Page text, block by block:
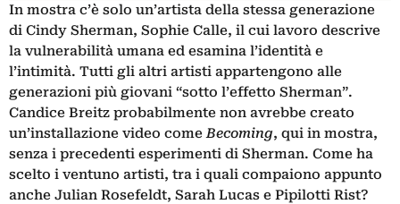
In mostra c’è solo un’artista della stessa generazione
di Cindy Sherman, Sophie Calle, il cui lavoro descrive
la vulnerabilità umana ed esamina l’identità e
l’intimità. Tutti gli altri artisti appartengono alle
generazioni più giovani “sotto l’effetto Sherman”.
Candice Breitz probabilmente non avrebbe creato
un’installazione video come Becoming, qui in mostra,
senza i precedenti esperimenti di Sherman. Come ha
scelto i ventuno artisti, tra i quali compaiono appunto
anche Julian Rosefeldt, Sarah Lucas e Pipilotti Rist?